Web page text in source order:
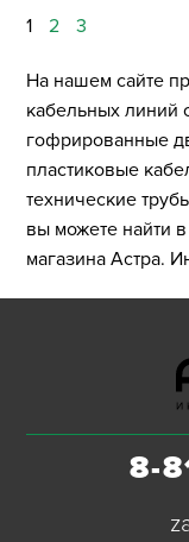
1 2 3
На нашем сайте
кабельных линий
гофрированные
пластиковые
технические
вы можете найти
магазина Астра.
8-